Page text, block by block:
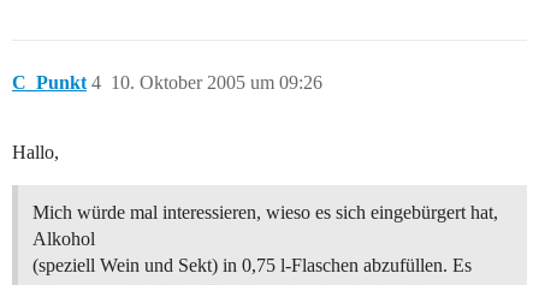
C_Punkt 10. Oktober 2005 um 09:26
4
Hallo,
Mich würde mal interessieren, wieso es sich eingebürgert hat,
Alkohol
(speziell Wein und Sekt) in 0,75 l-Flaschen abzufüllen. Es